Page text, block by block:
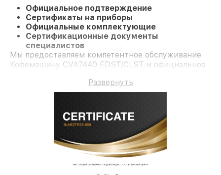
Официальное подтверждение
Сертификаты на приборы
Официальные комплектующие
Сертификационные документы
специалистов
Мы предоставляем компетентное обслуживание
Кофемашину CVA7440 EDST/CLST и официальное
Развернуть